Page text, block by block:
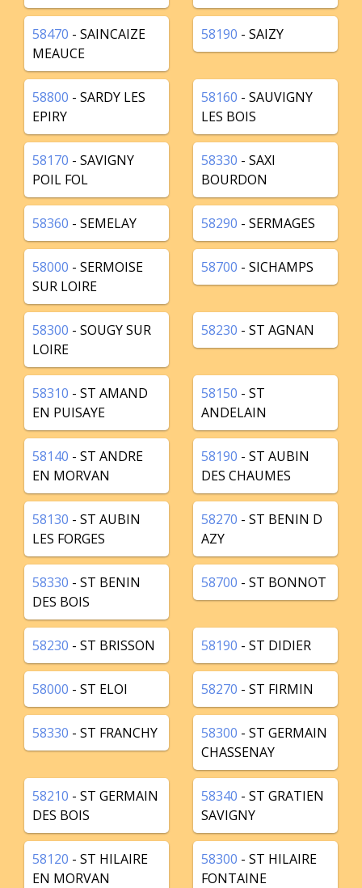
58470 - SAINCAIZE
MEAUCE
58190 - SAIZY
58800 - SARDY LES
EPIRY
58160 - SAUVIGNY
LES BOIS
58170 - SAVIGNY
POIL FOL
58330 - SAXI
BOURDON
58360 - SEMELAY 58290 - SERMAGES
58000 - SERMOISE
SUR LOIRE
58700 - SICHAMPS
58300 - SOUGY SUR
LOIRE
58230 - ST AGNAN
58310 - ST AMAND
EN PUISAYE
58150 - ST
ANDELAIN
58140 - ST ANDRE
EN MORVAN
58190 - ST AUBIN
DES CHAUMES
58130 - ST AUBIN
LES FORGES
58270 - ST BENIN D
AZY
58330 - ST BENIN
DES BOIS
58700 - ST BONNOT
58230 - ST BRISSON 58190 - ST DIDIER
58000 - ST ELOI 58270 - ST FIRMIN
58330 - ST FRANCHY 58300 - ST GERMAIN
CHASSENAY
58210 - ST GERMAIN
DES BOIS
58340 - ST GRATIEN
SAVIGNY
58120 - ST HILAIRE
EN MORVAN
58300 - ST HILAIRE
FONTAINE